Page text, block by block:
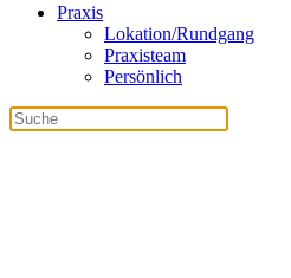
Praxis
Lokation/Rundgang
Praxisteam
Persönlich